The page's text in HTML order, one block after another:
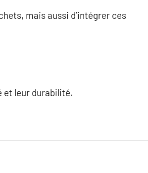
mais aussi d’intégrer ces
et leur durabilité.